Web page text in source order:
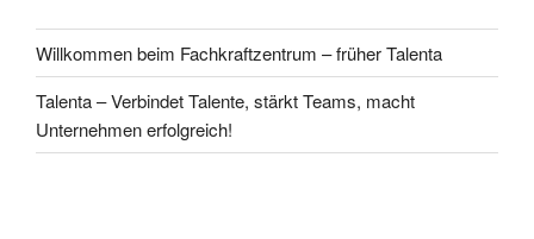
Willkommen beim Fachkraftzentrum – früher Talenta
Talenta – Verbindet Talente, stärkt Teams, macht
Unternehmen erfolgreich!